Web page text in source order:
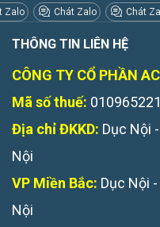
Zalo Chát Zalo Chát
THÔNG TIN LIÊN HỆ
CÔNG TY CỔ PHẦN
Mã số thuế:
Địa chỉ ĐKKD: Dục Nội
Nội
VP Miền Bắc: Dục Nội
Nội